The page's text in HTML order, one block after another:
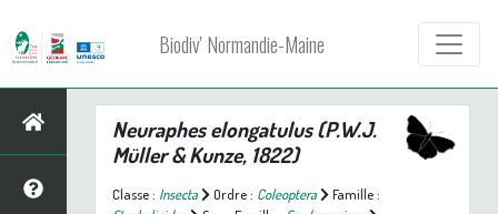
Biodiv' Normandie-Maine
Neuraphes elongatulus(P.W.J.
Müller & Kunze, 1822)
Classe : Insecta Ordre : Coleoptera
Famille :